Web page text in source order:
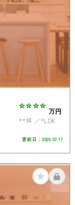
**** 万円
**坪
*LDK
更新日： 2026.07.17